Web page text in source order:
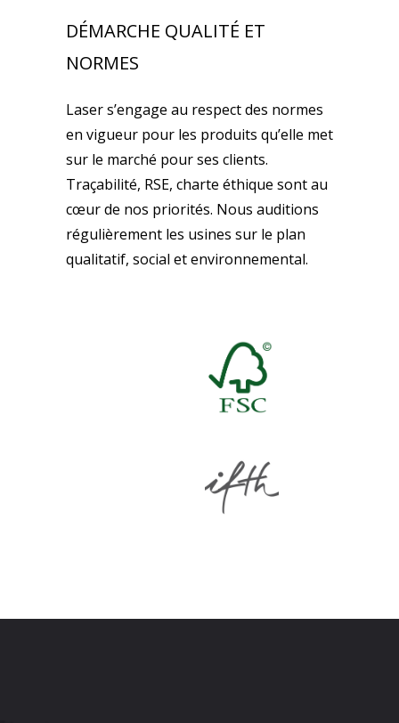
DÉMARCHE QUALITÉ ET
NORMES
Laser s’engage au respect des normes
en vigueur pour les produits qu’elle met
sur le marché pour ses clients.
Traçabilité, RSE, charte éthique sont au
cœur de nos priorités. Nous auditions
régulièrement les usines sur le plan
qualitatif, social et environnemental.